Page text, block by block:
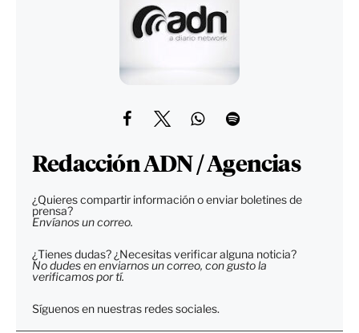
Redacción ADN / Agencias
¿Quieres compartir información o enviar boletines de
prensa?
Envíanos un correo.
¿Tienes dudas? ¿Necesitas verificar alguna noticia?
No dudes en enviarnos un correo, con gusto la
verificamos por tí.
Síguenos en nuestras redes sociales.